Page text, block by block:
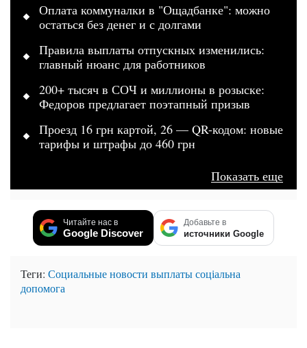
Оплата коммуналки в "Ощадбанке": можно
остаться без денег и с долгами
Правила выплаты отпускных изменились:
главный нюанс для работников
200+ тысяч в СОЧ и миллионы в розыске:
Федоров предлагает поэтапный призыв
Проезд 16 грн картой, 26 — QR-кодом: новые
тарифы и штрафы до 460 грн
Показать еще
Читайте нас в
Google Discover
Добавьте в
источники Google
Теги: Социальные новости выплатысоціальна
допомога